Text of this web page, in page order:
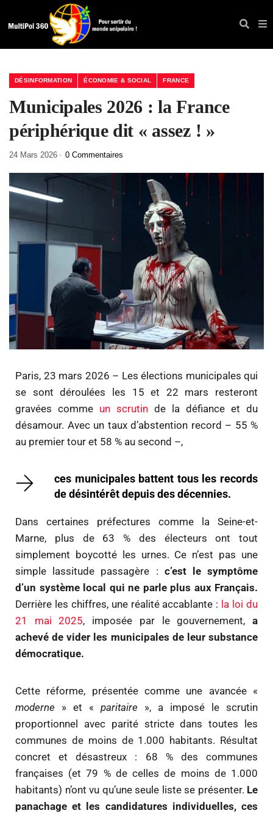
DÉSINFORMATION ÉCONOMIE & SOCIAL FRANCE
Municipales 2026 : la France
périphérique dit « assez ! »
24 Mars 2026 0 Commentaires
Paris, 23 mars 2026 – Les élections municipales qui
se sont déroulées les 15 et 22 mars resteront
gravées comme un scrutin de la défiance et du
désamour. Avec un taux d’abstention record – 55 %
au premier tour et 58 % au second –,
ces municipales battent tous les records
de désintérêt depuis des décennies.
Dans certaines préfectures comme la Seine-et-
Marne, plus de 63 % des électeurs ont tout
simplement boycotté les urnes. Ce n’est pas une
simple lassitude passagère : c’est le symptôme
d’un système local qui ne parle plus aux Français.
Derrière les chiffres, une réalité accablante : la loi du
21 mai 2025, imposée par le gouvernement,a
achevé de vider les municipales de leur substance
démocratique.
Cette réforme, présentée comme une avancée «
moderne » et « paritaire », a imposé le scrutin
proportionnel avec parité stricte dans toutes les
communes de moins de 1.000 habitants. Résultat
concret et désastreux : 68 % des communes
françaises (et 79 % de celles de moins de 1.000
habitants) n’ont vu qu’une seule liste se présenter. Le
panachage et les candidatures individuelles, ces